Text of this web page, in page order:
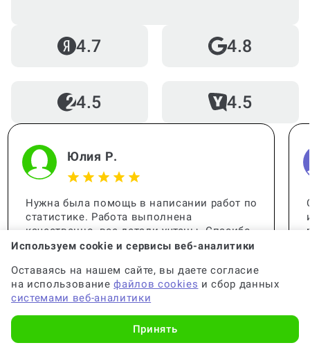
написанию части диплома)?
Можно ли написать часть дипломной
за 1 день?
дипломе?
Кто проверяет дипломную работу?
4.7 4.8
4.5 4.5
Юлия Р.
Нужна была помощь в написании работ по
статистике. Работа выполнена
качественно, все детали учтены. Спасибо
за помощь, вы меня выручили!
Используем cookie и сервисы веб-аналитики
Оставаясь на нашем сайте, вы даете согласие
на использованиефайлов cookies и сбор данных
системами веб-аналитики
Принять